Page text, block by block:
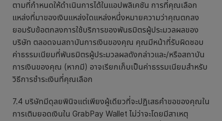
ตามที่กำหนดให้ดำเนินการได้ในแอปพลิเคชัน การที่คุณเลือก
แหล่งที่มาของเงินแหล่งใดแหล่งหนึ่งหมายความว่าคุณตกลง
ยอมรับข้อตกลงการใช้บริการของพันธมิตรผู้ประมวลผลของ
บริษัท ตลอดจนสถาบันการเงินของคุณ คุณมีหน้าที่รับผิดชอบ
ค่าธรรมเนียมที่พันธมิตรผู้ประมวลผลดังกล่าวและ/หรือสถาบัน
การเงินของคุณ (หากมี) อาจเรียกเก็บเป็นค่าธรรมเนียมสำหรับ
วิธีการชำระเงินที่คุณเลือก
7.4 บริษัทมีดุลยพินิจแต่เพียงผู้เดียวที่จะปฏิเสธคำขอของคุณใน
การเติมยอดเงินใน GrabPay Wallet ไม่ว่าจะโดยมีสาเหตุ